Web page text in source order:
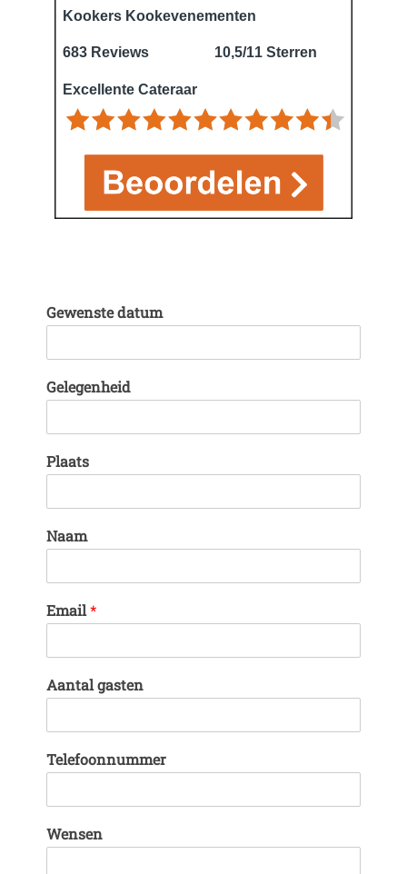
Gewenste datum
Gelegenheid
Plaats
Naam
Email*
Aantal gasten
Telefoonnummer
Wensen